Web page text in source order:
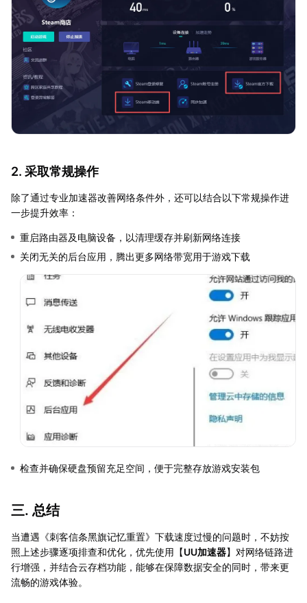
2. 采取常规操作
除了通过专业加速器改善网络条件外，还可以结合以下常规操作进
一步提升效率：
重启路由器及电脑设备，以清理缓存并刷新网络连接
关闭无关的后台应用，腾出更多网络带宽用于游戏下载
检查并确保硬盘预留充足空间，便于完整存放游戏安装包
三. 总结
当遭遇《刺客信条黑旗记忆重置》下载速度过慢的问题时，不妨按
照上述步骤逐项排查和优化，优先使用【UU加速器】对网络链路进
行增强，并结合云存档功能，能够在保障数据安全的同时，带来更
流畅的游戏体验。